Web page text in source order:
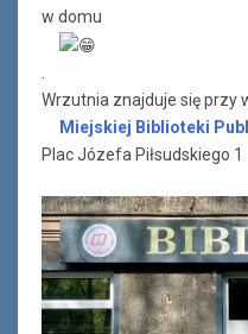
w domu
Wrzutnia znajduje się przy
Miejskiej Biblioteki
Plac Józefa Piłsudskiego 1